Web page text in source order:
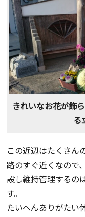
きれいなお花が飾
る
この近辺はたくさん
路のすぐ近くなので
設し維持管理するの
す。
たいへんありがたい